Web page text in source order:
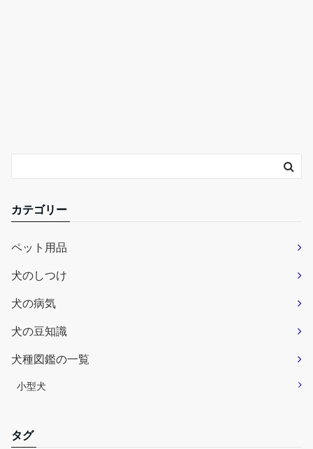
カテゴリー
ペット用品
犬のしつけ
犬の病気
犬の豆知識
犬種図鑑の一覧
小型犬
タグ